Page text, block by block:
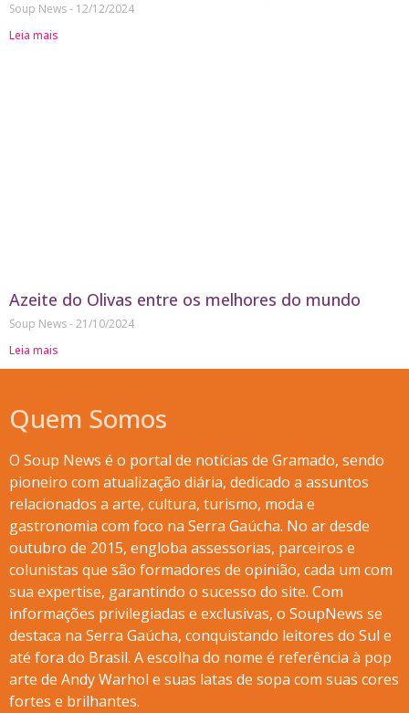
Soup News
12/12/2024
Leia mais
Azeite do Olivas entre os melhores do mundo
Soup News 21/10/2024
Leia mais
Quem Somos
O Soup News é o portal de notícias de Gramado, sendo
pioneiro com atualização diária, dedicado a assuntos
relacionados a arte, cultura, turismo, moda e
gastronomia com foco na Serra Gaúcha. No ar desde
outubro de 2015, engloba assessorias, parceiros e
colunistas que são formadores de opinião, cada um com
sua expertise, garantindo o sucesso do site. Com
informações privilegiadas e exclusivas, o SoupNews se
destaca na Serra Gaúcha, conquistando leitores do Sul e
até fora do Brasil. A escolha do nome é referência à pop
arte de Andy Warhol e suas latas de sopa com suas cores
fortes e brilhantes.